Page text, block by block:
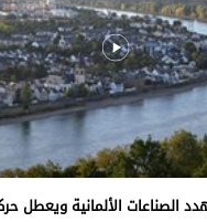
الصناعات الألمانية ويعطل